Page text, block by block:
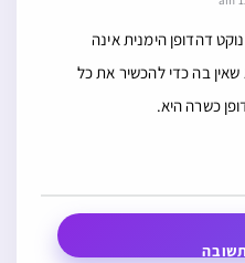
דהדופן הימנית אינה
בה כדי להכשיר את כל
כשרה היא.